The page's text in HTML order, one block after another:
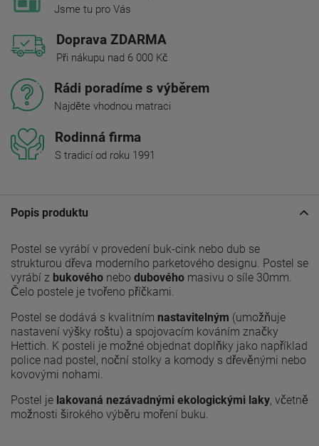
Jsme tu pro Vás
Doprava ZDARMA
Při nákupu nad 6 000 Kč
Rádi poradíme s výběrem
Najděte vhodnou matraci
Rodinná firma
S tradicí od roku 1991
Popis produktu
Postel se vyrábí v provedení buk-cink nebo dub se
strukturou dřeva moderního parketového designu. Postel se
vyrábí z bukového nebo dubového masivu o síle 30mm.
Čelo postele je tvořeno příčkami.
Postel se dodává s kvalitním nastavitelným (umožňuje
nastavení výšky roštu) a spojovacím kováním značky
Hettich. K posteli je možné objednat doplňky jako například
police nad postel, noční stolky a komody s dřevěnými nebo
kovovými nohami.
Postel je lakovaná nezávadnými ekologickými laky, včetně
možnosti širokého výběru moření buku.